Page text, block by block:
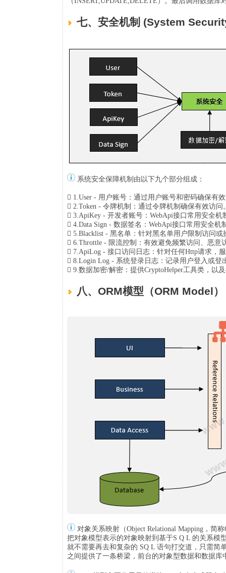
七、安全机制 (System
系统安全保障机制由以下九个部分组成：
 1.User - 用户账号：通过用户账号和密码确保有
 2.Token - 令牌机制：通过令牌机制确保有效访
 3.ApiKey - 开发者账号：WebApi接口常用安全
 4.Data Sign - 数据签名：WebApi接口常用安全
 5.Blacklist - 黑名单：针对黑名单用户限制访问
 6.Throttle - 限流控制：有效避免频繁访问、恶意
 7.ApiLog - 接口访问日志：针对任何Http请求，
 8.Login Log - 系统登录日志：记录用户登入或登
 9.数据加密/解密：提供CryptoHelper工具类，以
八、ORM模型（ORM Model）
对象关系映射（Object Relational Mapping，简
把对象模型表示的对象映射到基于S Q L 的关系模
就不需要再去和复杂的 SQ L 语句打交道，只需简
之间提供了一条桥梁，前台的对象型数据和数据